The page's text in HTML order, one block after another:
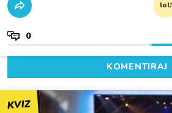
lol!
0
KOMENTIRAJ
KVIZ